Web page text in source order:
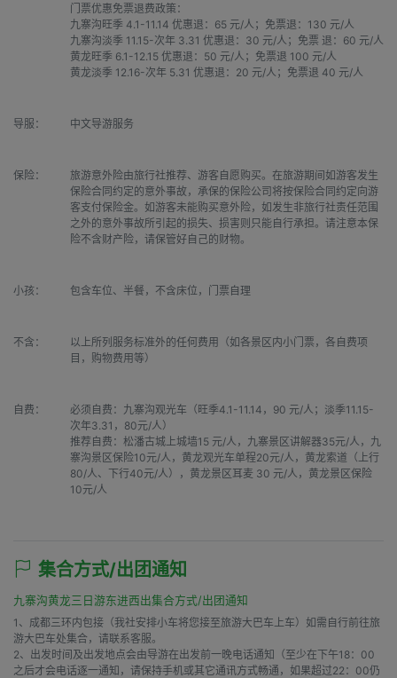
门票优惠免票退费政策：
九寨沟旺季 4.1-11.14 优惠退：65 元/人；免票退：130 元/人
九寨沟淡季 11.15-次年 3.31 优惠退：30 元/人；免票 退：60 元/人
黄龙旺季 6.1-12.15 优惠退：50 元/人；免票退 100 元/人
黄龙淡季 12.16-次年 5.31 优惠退：20 元/人；免票退 40 元/人
导服： 中文导游服务
保险：
旅游意外险由旅行社推荐、游客自愿购买。在旅游期间如游客发生
保险合同约定的意外事故，承保的保险公司将按保险合同约定向游
客支付保险金。如游客未能购买意外险，如发生非旅行社责任范围
之外的意外事故所引起的损失、损害则只能自行承担。请注意本保
险不含财产险，请保管好自己的财物。
小孩： 包含车位、半餐，不含床位，门票自理
不含：
以上所列服务标准外的任何费用（如各景区内小门票，各自费项
目，购物费用等）
自费：
必须自费：九寨沟观光车（旺季4.1-11.14，90 元/人；淡季11.15-
次年3.31，80元/人）
推荐自费：松潘古城上城墙15 元/人，九寨景区讲解器35元/人，九
寨沟景区保险10元/人，黄龙观光车单程20元/人，黄龙索道（上行
80/人、下行40元/人），黄龙景区耳麦 30 元/人，黄龙景区保险
10元/人
集合方式/出团通知
九寨沟黄龙三日游东进西出集合方式/出团通知
1、成都三环内包接（我社安排小车将您接至旅游大巴车上车）如需自行前往旅
游大巴车处集合，请联系客服。
2、出发时间及出发地点会由导游在出发前一晚电话通知（至少在下午18：00
之后才会电话逐一通知，请保持手机或其它通讯方式畅通，如果超过22：00仍